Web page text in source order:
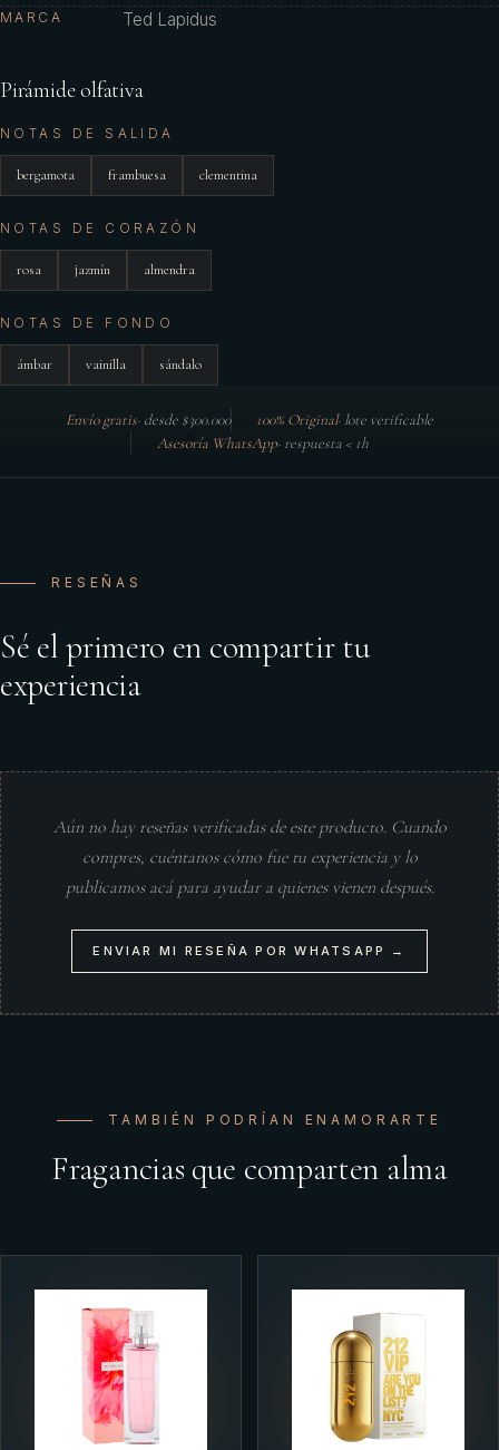
MARCA Ted Lapidus
Pirámide olfativa
NOTAS DE SALIDA
bergamota frambuesa clementina
NOTAS DE CORAZÓN
rosa jazmín almendra
NOTAS DE FONDO
ámbar vainilla sándalo
Envío gratis· desde $300.000 100% Original· lote verificable
Asesoría WhatsApp· respuesta < 1h
RESEÑAS
Sé el primero en compartir tu
experiencia
Aún no hay reseñas verificadas de este producto. Cuando
compres, cuéntanos cómo fue tu experiencia y lo
publicamos acá para ayudar a quienes vienen después.
ENVIAR MI RESEÑA POR WHATSAPP →
TAMBIÉN PODRÍAN ENAMORARTE
Fragancias que comparten alma